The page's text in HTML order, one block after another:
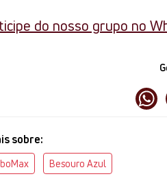
do nosso grupo no
sobre:
Besouro Azul